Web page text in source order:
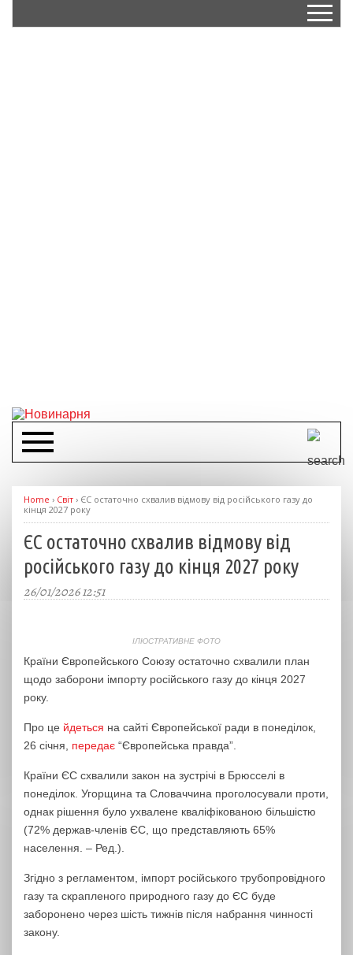
Home › Світ › ЄС остаточно схвалив відмову від російського газу до
кінця 2027 року
ЄС остаточно схвалив відмову від
російського газу до кінця 2027 року
26/01/2026 12:51
ІЛЮСТРАТИВНЕ ФОТО
Країни Європейського Союзу остаточно схвалили план
щодо заборони імпорту російського газу до кінця 2027
року.
Про це йдеться на сайті Європейської ради в понеділок,
26 січня, передає “Європейська правда”.
Країни ЄС схвалили закон на зустрічі в Брюсселі в
понеділок. Угорщина та Словаччина проголосували проти,
однак рішення було ухвалене кваліфікованою більшістю
(72% держав-членів ЄС, що представляють 65%
населення. – Ред.).
Згідно з регламентом, імпорт російського трубопровідного
газу та скрапленого природного газу до ЄС буде
заборонено через шість тижнів після набрання чинності
закону.